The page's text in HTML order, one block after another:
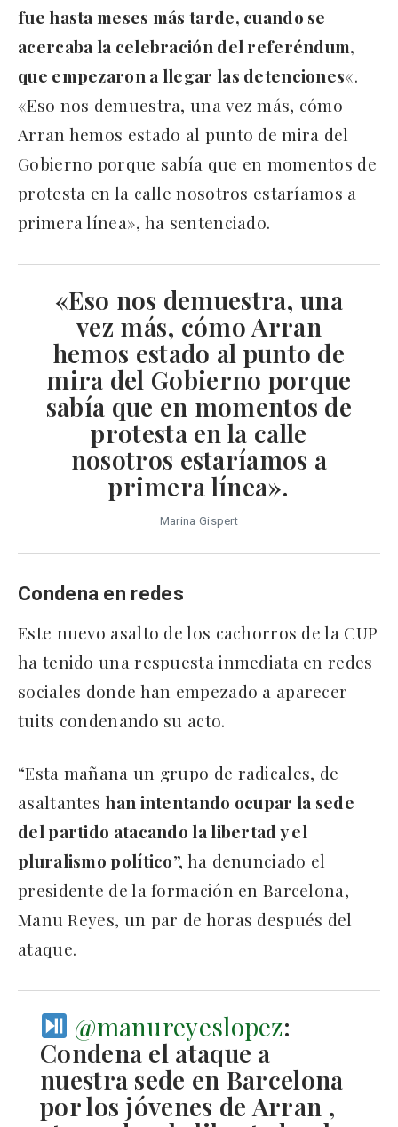
fue hasta meses más tarde, cuando se
acercaba la celebración del referéndum,
que empezaron a llegar las detenciones«.
«Eso nos demuestra, una vez más, cómo
Arran hemos estado al punto de mira del
Gobierno porque sabía que en momentos de
protesta en la calle nosotros estaríamos a
primera línea», ha sentenciado.
«Eso nos demuestra, una
vez más, cómo Arran
hemos estado al punto de
mira del Gobierno porque
sabía que en momentos de
protesta en la calle
nosotros estaríamos a
primera línea».
Marina Gispert
Condena en redes
Este nuevo asalto de los cachorros de la CUP
ha tenido una respuesta inmediata en redes
sociales donde han empezado a aparecer
tuits condenando su acto.
“Esta mañana un grupo de radicales, de
asaltantes han intentando ocupar la sede
del partido atacando la libertad y el
pluralismo político”, ha denunciado el
presidente de la formación en Barcelona,
Manu Reyes, un par de horas después del
ataque.
@manureyeslopez:
Condena el ataque a
nuestra sede en Barcelona
por los jóvenes de Arran ,